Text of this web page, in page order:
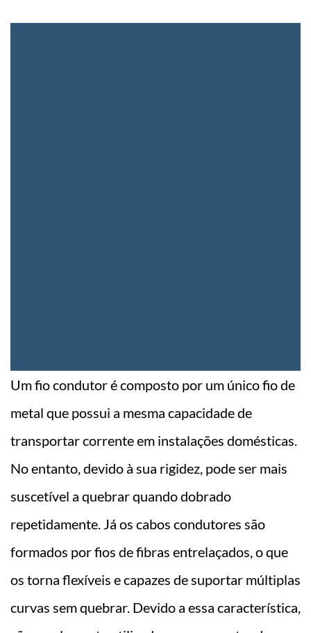
Um fio condutor é composto por um único fio de
metal que possui a mesma capacidade de
transportar corrente em instalações domésticas.
No entanto, devido à sua rigidez, pode ser mais
suscetível a quebrar quando dobrado
repetidamente. Já os cabos condutores são
formados por fios de fibras entrelaçados, o que
os torna flexíveis e capazes de suportar múltiplas
curvas sem quebrar. Devido a essa característica,